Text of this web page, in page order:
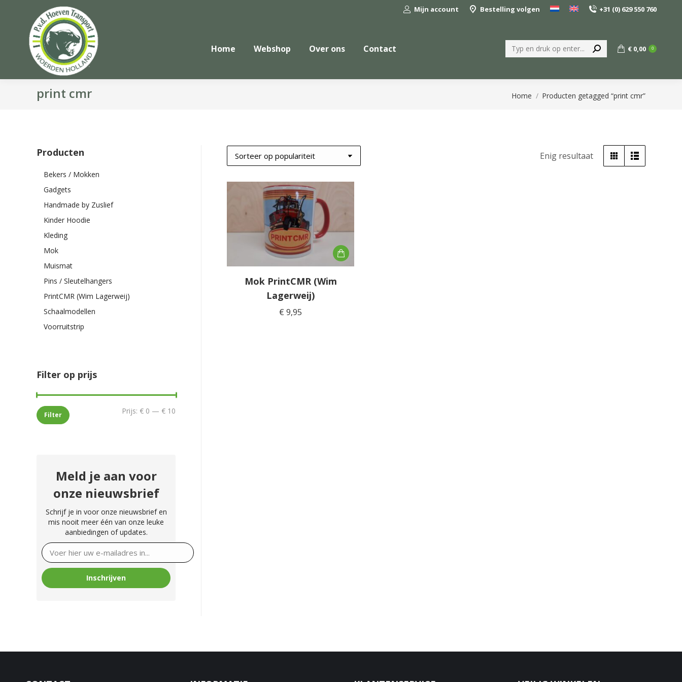
Mijn account Bestelling volgen +31 (0) 629 550 760
Home Webshop Over ons Contact Zoeken: € 0,00 0
print cmr Je bent hier:
Home Producten getagged “print cmr”
Enig resultaat
Mok PrintCMR (Wim
Lagerweij)
€ 9,95
Producten
Bekers / Mokken
Gadgets
Handmade by Zuslief
Kinder Hoodie
Kleding
Mok
Muismat
Pins / Sleutelhangers
PrintCMR (Wim Lagerweij)
Schaalmodellen
Voorruitstrip
Filter op prijs
Filter Prijs: € 0 — € 10
Meld je aan voor
onze nieuwsbrief
Schrijf je in voor onze nieuwsbrief en
mis nooit meer één van onze leuke
aanbiedingen of updates.